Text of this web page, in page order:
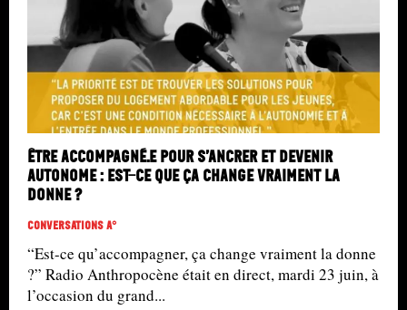
Être accompagné.e pour s’ancrer et devenir
autonome : est-ce que ça change vraiment la
donne ?
Conversations A°
“Est-ce qu’accompagner, ça change vraiment la donne
?” Radio Anthropocène était en direct, mardi 23 juin, à
l’occasion du grand...